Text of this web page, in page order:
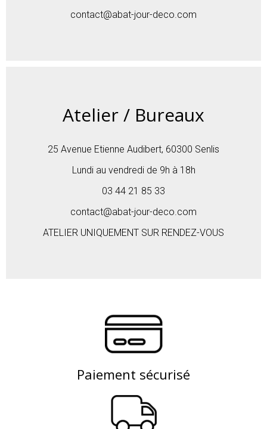
contact@abat-jour-deco.com
Atelier / Bureaux
25 Avenue Etienne Audibert, 60300 Senlis
Lundi au vendredi de 9h à 18h
03 44 21 85 33
contact@abat-jour-deco.com
ATELIER UNIQUEMENT SUR RENDEZ-VOUS
Paiement sécurisé